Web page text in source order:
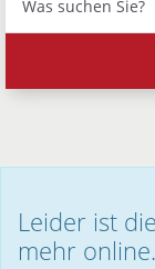
suchen
Sie?
Leider ist
mehr online.